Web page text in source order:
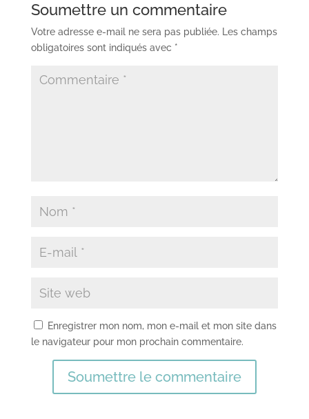
Soumettre un commentaire
Votre adresse e-mail ne sera pas publiée. Les champs
obligatoires sont indiqués avec *
Enregistrer mon nom, mon e-mail et mon site dans
le navigateur pour mon prochain commentaire.
Soumettre le commentaire